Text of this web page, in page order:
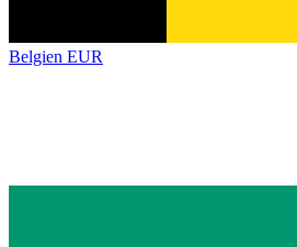
Belgien EUR